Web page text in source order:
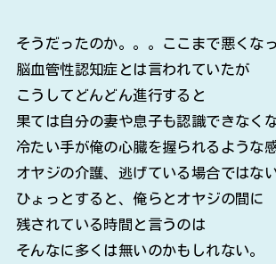
そうだったのか。。。ここまで悪くな
脳血管性認知症とは言われていたが
こうしてどんどん進行すると
果ては自分の妻や息子も認識できなく
冷たい手が俺の心臓を握られるような
オヤジの介護、逃げている場合ではない
ひょっとすると、俺らとオヤジの間に
残されている時間と言うのは
そんなに多くは無いのかもしれない。